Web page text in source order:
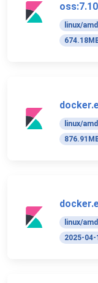
linux/
linux/
linux/
2025-04-